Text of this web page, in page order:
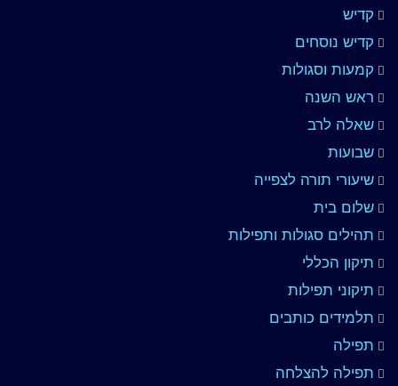
קדיש
קדיש נוסחים
קמעות וסגולות
ראש השנה
שאלה לרב
שבועות
שיעורי תורה לצפייה
שלום בית
תהילים סגולות ותפילות
תיקון הכללי
תיקוני תפילות
תלמידים כותבים
תפילה
תפילה להצלחה